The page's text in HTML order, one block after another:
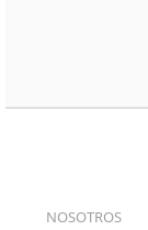
NOSOTROS